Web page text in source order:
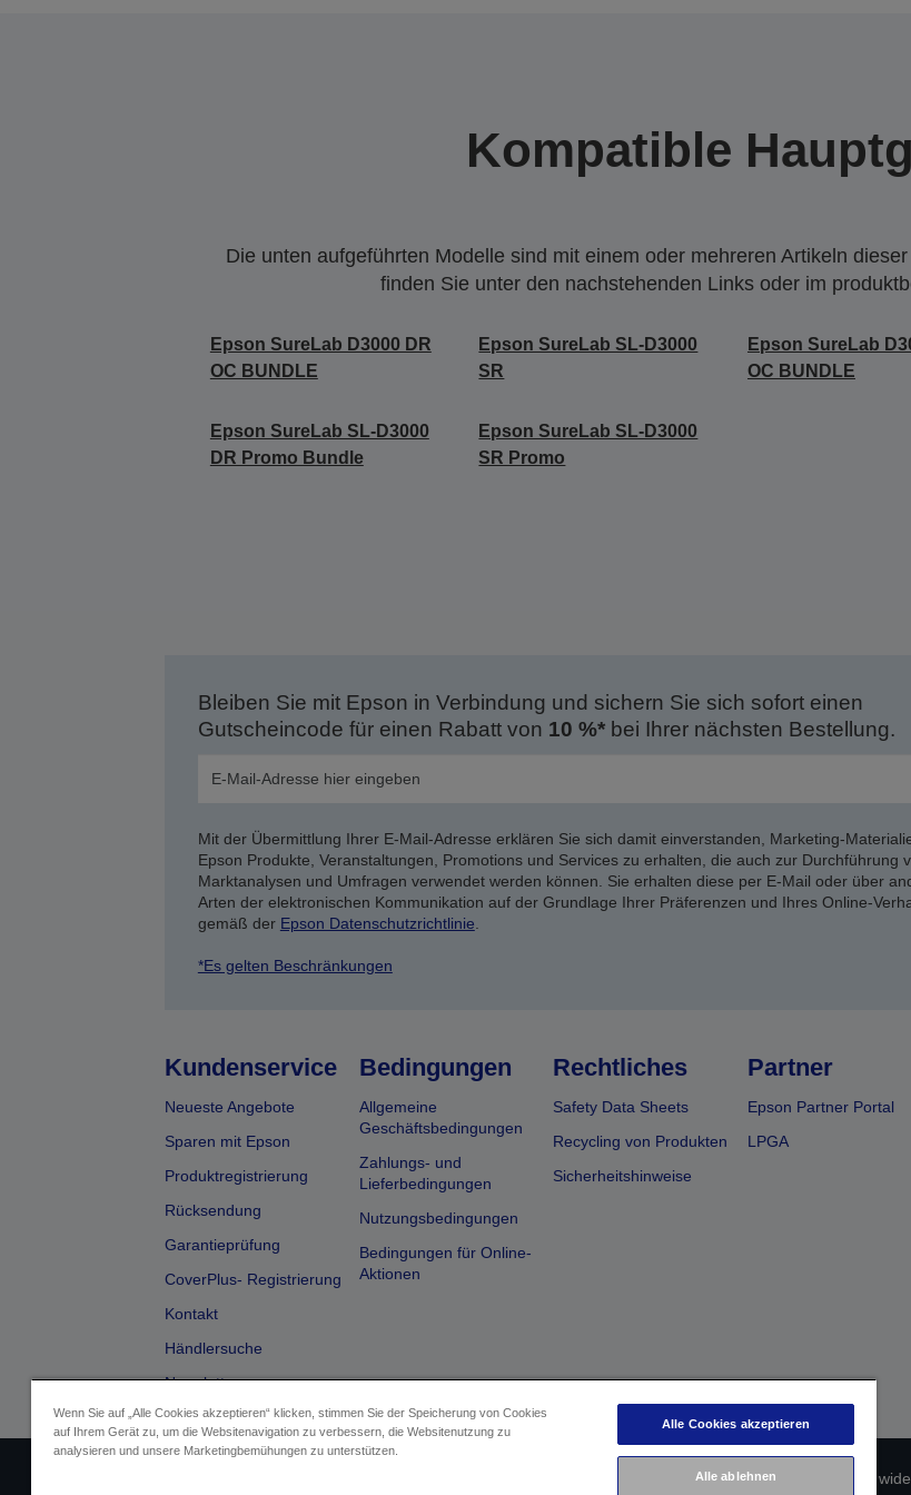
Kompatible
Die unten aufgeführten Modelle sind mit einem oder mehreren Artikeln
finden Sie unter den nachstehenden Links oder im
Epson SureLab D3000 DR
OC BUNDLE
Epson SureLab SL-D3000
SR
Epson SureLab
OC BUNDLE
Epson SureLab SL-D3000
DR Promo Bundle
Epson SureLab SL-D3000
SR Promo
Bleiben Sie mit Epson in Verbindung und sichern Sie sich sofort einen
Gutscheincode für einen Rabatt von 10 %*bei Ihrer nächsten Bestellung.
Mit der Übermittlung Ihrer E-Mail-Adresse erklären Sie sich damit einverstanden, Marketing-
Epson Produkte, Veranstaltungen, Promotions und Services zu erhalten, die auch zur Durchführung
Marktanalysen und Umfragen verwendet werden können. Sie erhalten diese per E-Mail oder über
Arten der elektronischen Kommunikation auf der Grundlage Ihrer Präferenzen und Ihres Online-
gemäß der Epson Datenschutzrichtlinie
*Es gelten Beschränkungen
Kundenservice
Neueste Angebote
Sparen mit Epson
Produktregistrierung
Rücksendung
Garantieprüfung
CoverPlus- Registrierung
Kontakt
Händlersuche
Newsletter
Bedingungen
Allgemeine
Geschäftsbedingungen
Zahlungs- und
Lieferbedingungen
Nutzungsbedingungen
Bedingungen für Online-
Aktionen
Rechtliches
Safety Data Sheets
Recycling von Produkten
Sicherheitshinweise
Partner
Epson Partner Portal
LPGA
Datenschutzrichtlinie Vertrag
Wenn Sie auf „Alle Cookies akzeptieren“ klicken, stimmen Sie der Speicherung von Cookies
auf Ihrem Gerät zu, um die Websitenavigation zu verbessern, die Websitenutzung zu
analysieren und unsere Marketingbemühungen zu unterstützen.
Alle Cookies akzeptieren
Alle ablehnen